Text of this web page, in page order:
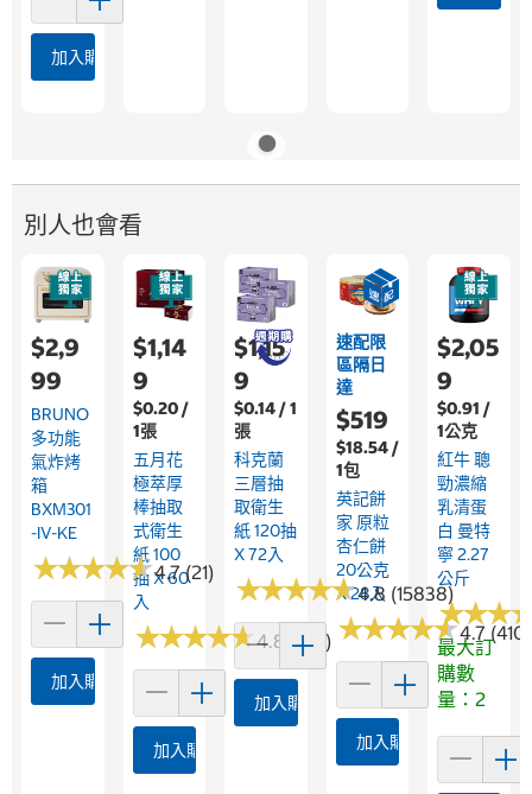
加入購物車
別人也會看
$2,9
99
BRUNO
多功能
氣炸烤
箱
BXM301
-IV-KE
★★★★★
★★★★★4.7 (21)
加入購物車
$1,14
9
$0.20 /
1張
五月花
極萃厚
棒抽取
式衛生
紙 100
抽 X 60
入
★★★★★
★★★★★4.8 (961)
加入購物車
$1,15
9
$0.14 / 1
張
科克蘭
三層抽
取衛生
紙 120抽
X 72入
★★★★★
★★★★★4.8 (15838)
加入購物車
速配限
區隔日
達
$519
$18.54 /
1包
英記餅
家 原粒
杏仁餅
20公克
X 28入
★★★★★
★★★★★4.7 (410)
加入購物車
$2,05
9
$0.91 /
1公克
紅牛 聰
勁濃縮
乳清蛋
白 曼特
寧 2.27
公斤
★★★
★★★
最大訂
購數
量：2